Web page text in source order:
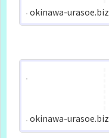
okinawa-urasoe.biz
okinawa-urasoe.biz